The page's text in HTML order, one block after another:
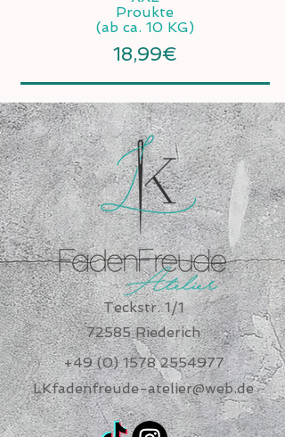
Proukte
(ab ca. 10 KG)
18,99€
Teckstr. 1/1
72585 Riederich
+49 (0) 1578 2554977
LKfadenfreude-atelier@web.de